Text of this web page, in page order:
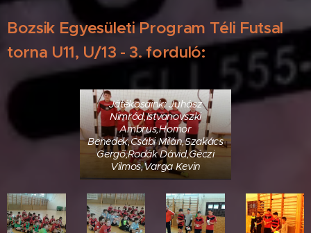
Bozsik Egyesületi Program Téli Futsal
torna U11, U/13 - 3. forduló:
Játékosaink: Juhász
Nimród,Istvanovszki
Ambrus,Homor
Benedek,Csábi Milán,Szakács
Gergő,Rodák Dávid,Géczi
Vilmos,Varga Kevin